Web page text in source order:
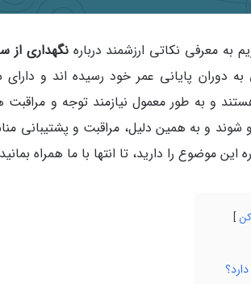
به معرفی نکاتی ارزشمند دربارهنگهداری از
دوران پایانی عمر خود رسیده‌ اند و دارای
و به طور معمول نیازمند توجه و
و به همین دلیل، مراقبت و پشتیبانی
موضوع را دارید، تا انتها با ما همراه